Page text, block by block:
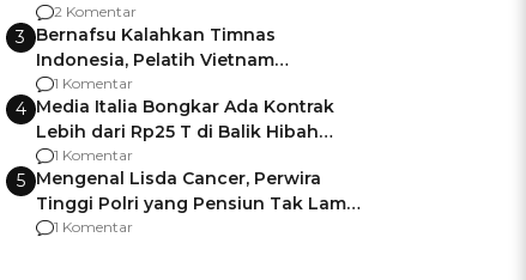
Pemalang
2 Komentar
3 Bernafsu Kalahkan Timnas
Indonesia, Pelatih Vietnam
Berencana Pakai Jimat di Pakansari
1 Komentar
4 Media Italia Bongkar Ada Kontrak
Lebih dari Rp25 T di Balik Hibah
Kapal Induk Giuseppe Garibaldi
1 Komentar
5 Mengenal Lisda Cancer, Perwira
Tinggi Polri yang Pensiun Tak Lama
Usai Jadi Brigjen
1 Komentar